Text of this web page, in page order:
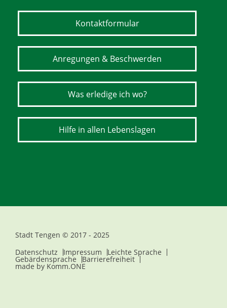
Kontaktformular
Anregungen & Beschwerden
Was erledige ich wo?
Hilfe in allen Lebenslagen
Stadt Tengen © 2017 - 2025
Datenschutz
Impressum Leichte Sprache
Gebärdensprache Barrierefreiheit
made by Komm.ONE